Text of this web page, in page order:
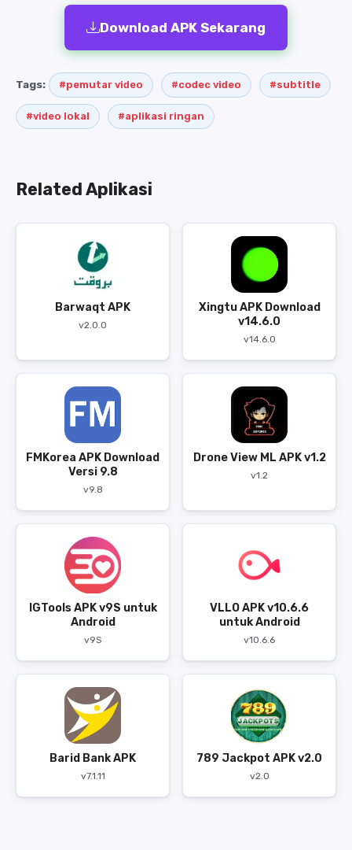
Download APK Sekarang
Tags: #pemutar video #codec video #subtitle
#video lokal #aplikasi ringan
Related Aplikasi
Barwaqt APK
v2.0.0
Xingtu APK Download
v14.6.0
v14.6.0
FMKorea APK Download
Versi 9.8
v9.8
Drone View ML APK v1.2
v1.2
IGTools APK v9S untuk
Android
v9S
VLLO APK v10.6.6
untuk Android
v10.6.6
Barid Bank APK
v7.1.11
789 Jackpot APK v2.0
v2.0